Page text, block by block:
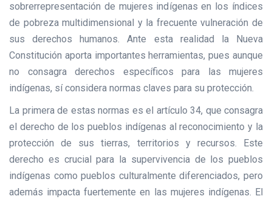
sobrerrepresentación de mujeres indígenas en los índices
de pobreza multidimensional y la frecuente vulneración de
sus derechos humanos. Ante esta realidad la Nueva
Constitución aporta importantes herramientas, pues aunque
no consagra derechos específicos para las mujeres
indígenas, sí considera normas claves para su protección.
La primera de estas normas es el artículo 34, que consagra
el derecho de los pueblos indígenas al reconocimiento y la
protección de sus tierras, territorios y recursos. Este
derecho es crucial para la supervivencia de los pueblos
indígenas como pueblos culturalmente diferenciados, pero
además impacta fuertemente en las mujeres indígenas. El